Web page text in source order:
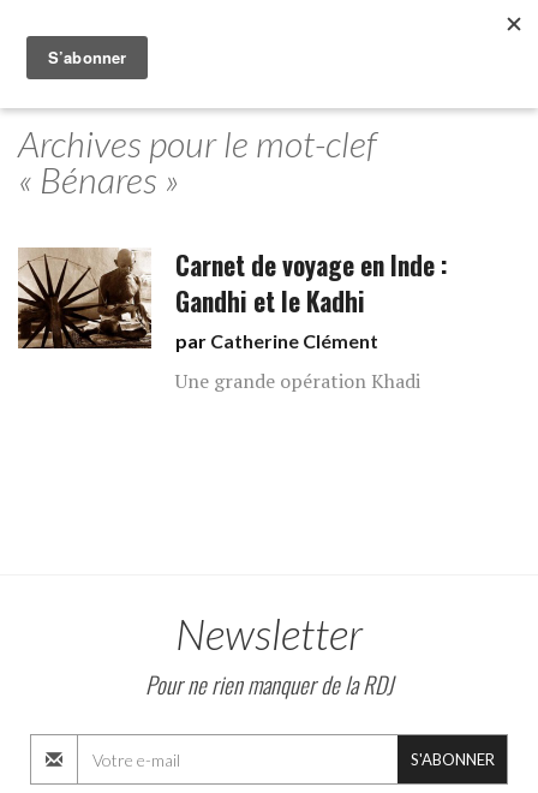
Archives pour le mot-clef
« Bénares »
Carnet de voyage en Inde :
Gandhi et le Kadhi
par Catherine Clément
Une grande opération Khadi
Newsletter
Pour ne rien manquer de la RDJ
S'ABONNER